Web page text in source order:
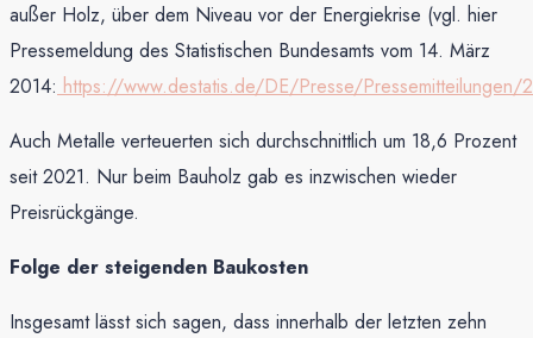
außer Holz, über dem Niveau vor der Energiekrise (vgl. hier
Pressemeldung des Statistischen Bundesamts vom 14. März
2014: https://www.destatis.de/DE/Presse/
Auch Metalle verteuerten sich durchschnittlich um 18,6 Prozent
seit 2021. Nur beim Bauholz gab es inzwischen wieder
Preisrückgänge.
Folge der steigenden Baukosten
Insgesamt lässt sich sagen, dass innerhalb der letzten zehn